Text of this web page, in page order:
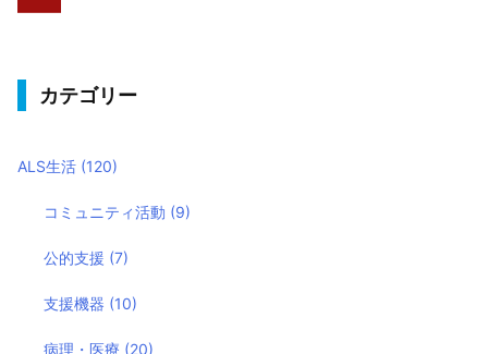
カテゴリー
ALS生活 (120)
コミュニティ活動 (9)
公的支援 (7)
支援機器 (10)
病理・医療 (20)